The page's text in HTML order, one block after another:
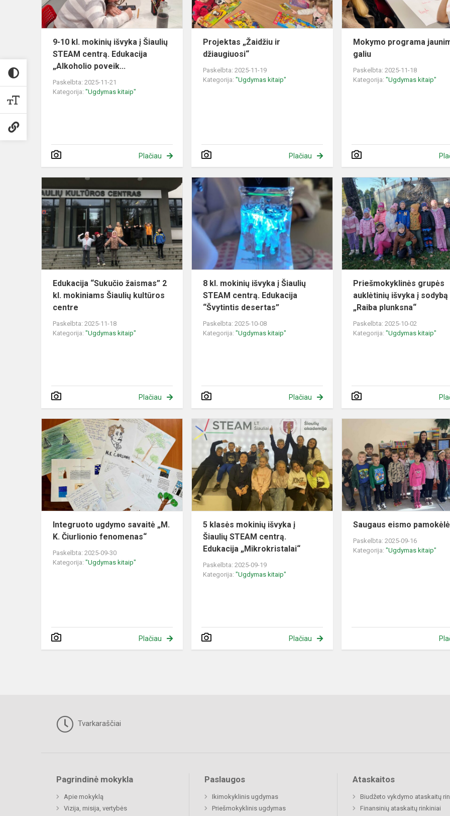
Šiaulių
STEAM
centrą.
Edukacija
9-10 kl. mokinių išvyka į Šiaulių
STEAM centrą. Edukacija
„Alkoholio poveik...
Paskelbta: 2025-11-21
Kategorija: "Ugdymas kitaip"
Plačiau
Projektas „Žaidžiu ir
džiaugiuosi“
Paskelbta: 2025-11-19
Kategorija:"Ugdymas kitaip"
Plačiau
Mokymo programa
galiu
Paskelbta: 2025-11-18
Kategorija:"Ugdymas kitaip"
Edukacija
“Sukučio
žaismas”
2
kl.
mokiniams
Šiaulių
kultūr...
Edukacija “Sukučio žaismas” 2
kl. mokiniams Šiaulių kultūros
centre
Paskelbta: 2025-11-18
Kategorija: "Ugdymas kitaip"
Plačiau
kl.
mokinių
išvyka
Šiaulių
STEAM
centrą.
Edukacija
8 kl. mokinių išvyka į Šiaulių
STEAM centrą. Edukacija
“Švytintis desertas”
Paskelbta: 2025-10-08
Kategorija:"Ugdymas kitaip"
Plačiau
Priešmokyklinės grupės
auklėtinių išvyka į sodybą
„Raiba plunksna“
Paskelbta: 2025-10-02
Kategorija:"Ugdymas kitaip"
Integruoto
ugdymo
K.
Čiurlionio
fenomenas“
Integruoto ugdymo savaitė „M.
K. Čiurlionio fenomenas“
Paskelbta: 2025-09-30
Kategorija: "Ugdymas kitaip"
Plačiau
mokinių
išvyka
į
Šiaulių
STEAM
centrą.
Edukacija
5 klasės mokinių išvyka į
Šiaulių STEAM centrą.
Edukacija „Mikrokristalai“
Paskelbta: 2025-09-19
Kategorija:"Ugdymas kitaip"
Plačiau
Saugaus eismo pamokėlė
Paskelbta: 2025-09-16
Kategorija:"Ugdymas kitaip"
Tvarkaraščiai
Pagrindinė mokykla
Apie mokyklą
Vizija, misija, vertybės
Paslaugos
Ikimokyklinis ugdymas
Priešmokyklinis ugdymas
Ataskaitos
Biudžeto vykdymo ataskaitų
Finansinių ataskaitų rinkiniai